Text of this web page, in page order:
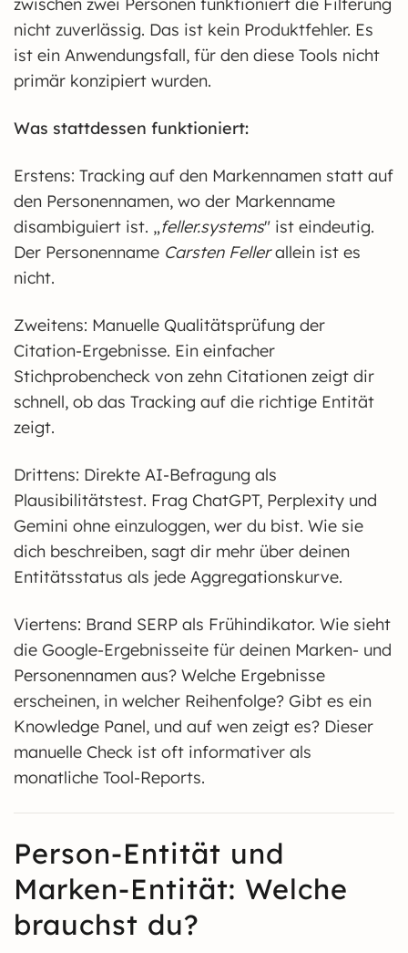
nicht zuverlässig. Das ist kein Produktfehler. Es
ist ein Anwendungsfall, für den diese Tools nicht
primär konzipiert wurden.
Was stattdessen funktioniert:
Erstens: Tracking auf den Markennamen statt auf
den Personennamen, wo der Markenname
disambiguiert ist. „feller.systems" ist eindeutig.
Der Personenname Carsten Fellerallein ist es
nicht.
Zweitens: Manuelle Qualitätsprüfung der
Citation-Ergebnisse. Ein einfacher
Stichprobencheck von zehn Citationen zeigt dir
schnell, ob das Tracking auf die richtige Entität
zeigt.
Drittens: Direkte AI-Befragung als
Plausibilitätstest. Frag ChatGPT, Perplexity und
Gemini ohne einzuloggen, wer du bist. Wie sie
dich beschreiben, sagt dir mehr über deinen
Entitätsstatus als jede Aggregationskurve.
Viertens: Brand SERP als Frühindikator. Wie sieht
die Google-Ergebnisseite für deinen Marken- und
Personennamen aus? Welche Ergebnisse
erscheinen, in welcher Reihenfolge? Gibt es ein
Knowledge Panel, und auf wen zeigt es? Dieser
manuelle Check ist oft informativer als
monatliche Tool-Reports.
Person-Entität und
Marken-Entität: Welche
brauchst du?